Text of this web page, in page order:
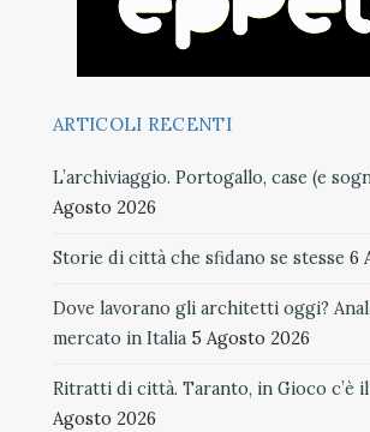
ARTICOLI RECENTI
L’archiviaggio. Portogallo, case (e
Agosto 2026
Storie di città che sfidano se stesse 6
Dove lavorano gli architetti oggi?
mercato in Italia 5 Agosto 2026
Ritratti di città. Taranto, in Gioco c’è
Agosto 2026